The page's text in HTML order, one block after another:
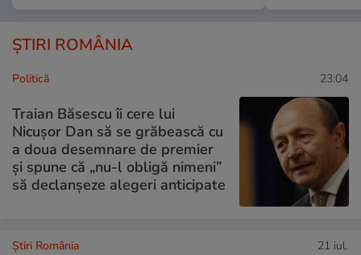
ȘTIRI ROMÂNIA
Politică 23:04
Traian Băsescu îi cere lui
Nicușor Dan să se grăbească cu
a doua desemnare de premier
și spune că „nu-l obligă nimeni”
să declanșeze alegeri anticipate
Știri România 21 iul.